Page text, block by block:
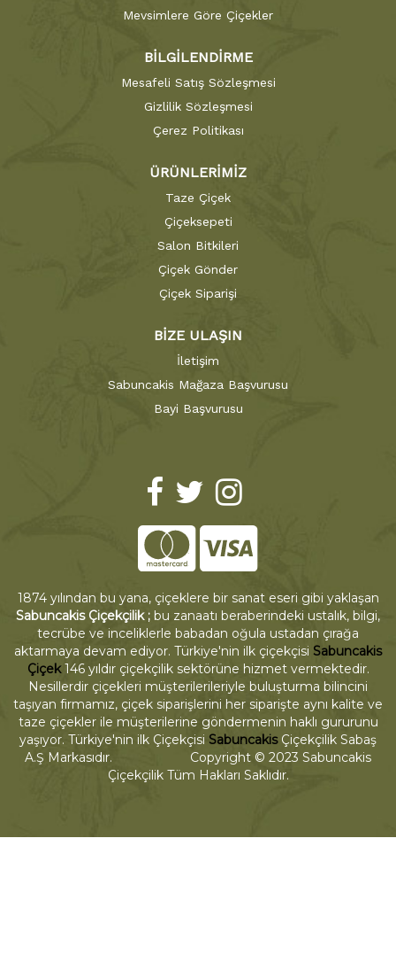
Mevsimlere Göre Çiçekler
BİLGİLENDİRME
Mesafeli Satış Sözleşmesi
Gizlilik Sözleşmesi
Çerez Politikası
ÜRÜNLERİMİZ
Taze Çiçek
Çiçeksepeti
Salon Bitkileri
Çiçek Gönder
Çiçek Siparişi
BİZE ULAŞIN
İletişim
Sabuncakis Mağaza Başvurusu
Bayi Başvurusu
1874 yılından bu yana, çiçeklere bir sanat eseri gibi yaklaşan
Sabuncakis Çiçekçilik ; bu zanaatı beraberindeki ustalık, bilgi,
tecrübe ve inceliklerle babadan oğula ustadan çırağa
aktarmaya devam ediyor. Türkiye'nin ilk çiçekçisi Sabuncakis
Çiçek146 yıldır çiçekçilik sektörüne hizmet vermektedir.
Nesillerdir çiçekleri müşterilerileriyle buluşturma bilincini
taşıyan firmamız, çiçek siparişlerini her siparişte aynı kalite ve
taze çiçekler ile müşterilerine göndermenin haklı gururunu
yaşıyor. Türkiye'nin ilk Çiçekçisi SabuncakisÇiçekçilik Sabaş
A.Ş Markasıdır. Copyright © 2023 Sabuncakis
Çiçekçilik Tüm Hakları Saklıdır.